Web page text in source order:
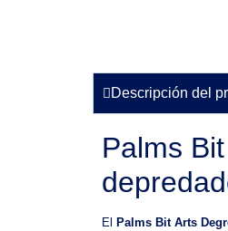
Descripción del
Palms
El Palms Bit Arts